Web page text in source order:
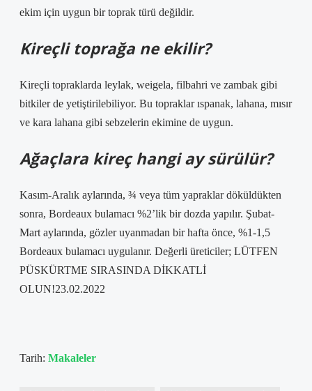
ekim için uygun bir toprak türü değildir.
Kireçli toprağa ne ekilir?
Kireçli topraklarda leylak, weigela, filbahri ve zambak gibi
bitkiler de yetiştirilebiliyor. Bu topraklar ıspanak, lahana, mısır
ve kara lahana gibi sebzelerin ekimine de uygun.
Ağaçlara kireç hangi ay sürülür?
Kasım-Aralık aylarında, ¾ veya tüm yapraklar döküldükten
sonra, Bordeaux bulamacı %2’lik bir dozda yapılır. Şubat-
Mart aylarında, gözler uyanmadan bir hafta önce, %1-1,5
Bordeaux bulamacı uygulanır. Değerli üreticiler; LÜTFEN
PÜSKÜRTME SIRASINDA DİKKATLİ
OLUN!23.02.2022
Tarih: Makaleler